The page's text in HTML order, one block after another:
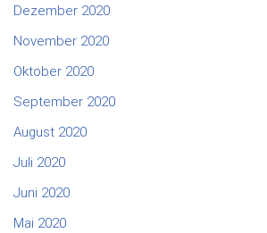
Dezember 2020
November 2020
Oktober 2020
September 2020
August 2020
Juli 2020
Juni 2020
Mai 2020